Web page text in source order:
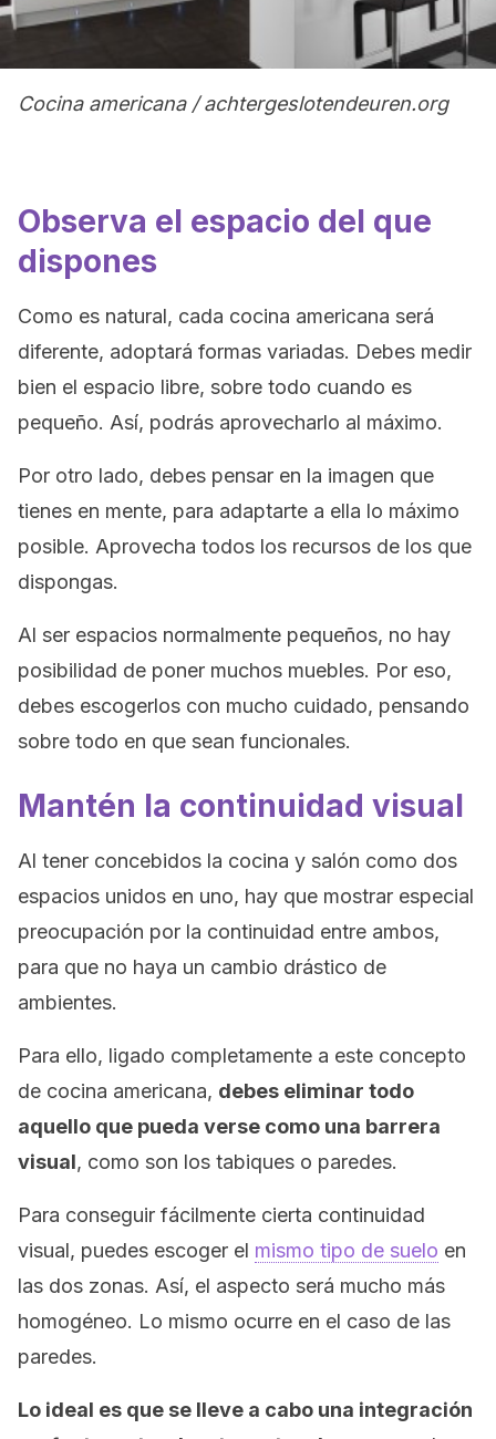
Cocina americana / achtergeslotendeuren.org
Observa el espacio del que
dispones
Como es natural, cada cocina americana será
diferente, adoptará formas variadas. Debes medir
bien el espacio libre, sobre todo cuando es
pequeño. Así, podrás aprovecharlo al máximo.
Por otro lado, debes pensar en la imagen que
tienes en mente, para adaptarte a ella lo máximo
posible. Aprovecha todos los recursos de los que
dispongas.
Al ser espacios normalmente pequeños, no hay
posibilidad de poner muchos muebles. Por eso,
debes escogerlos con mucho cuidado, pensando
sobre todo en que sean funcionales.
Mantén la continuidad visual
Al tener concebidos la cocina y salón como dos
espacios unidos en uno, hay que mostrar especial
preocupación por la continuidad entre ambos,
para que no haya un cambio drástico de
ambientes.
Para ello, ligado completamente a este concepto
de cocina americana, debes eliminar todo
aquello que pueda verse como una barrera
visual, como son los tabiques o paredes.
Para conseguir fácilmente cierta continuidad
visual, puedes escoger el mismo tipo de suelo en
las dos zonas. Así, el aspecto será mucho más
homogéneo. Lo mismo ocurre en el caso de las
paredes.
Lo ideal es que se lleve a cabo una integración